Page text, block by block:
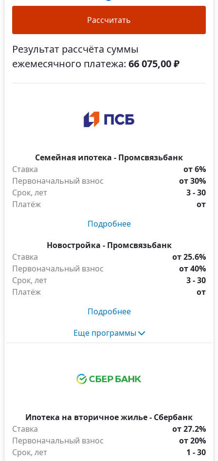
Рассчитать
Результат рассчёта суммы
ежемесячного платежа: 66 075,00 ₽
Семейная ипотека - Промсвязьбанк
Ставка
от 6%
Первоначальный взнос
от 30%
Срок, лет
3 - 30
Платёж
от
Подробнее
Новостройка - Промсвязьбанк
Ставка
от 25.6%
Первоначальный взнос
от 40%
Срок, лет
3 - 30
Платёж
от
Подробнее
Еще программы
Ипотека на вторичное жилье - Сбербанк
Ставка
от 27.2%
Первоначальный взнос
от 20%
Срок, лет
1 - 30